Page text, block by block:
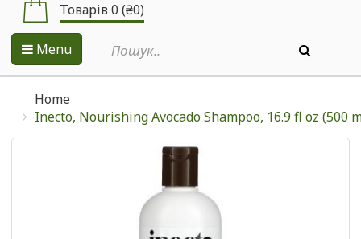
Товарів 0 (₴0)
Menu
Home
Inecto, Nourishing Avocado Shampoo, 16.9 fl oz (500